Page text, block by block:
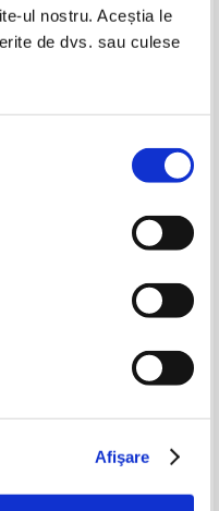
ul nostru. Aceștia le
de dvs. sau culese
Afişare
depth. Islam life
Pret:65,00Lei 26,00 Lei
Adaugă în coș
lumea distrandu - te! Traditii si